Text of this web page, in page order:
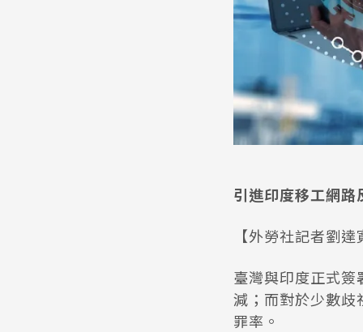
引進印度移工網
【外勞社記者劉
臺灣與印度正式
減；而對於少數歧
罪率。